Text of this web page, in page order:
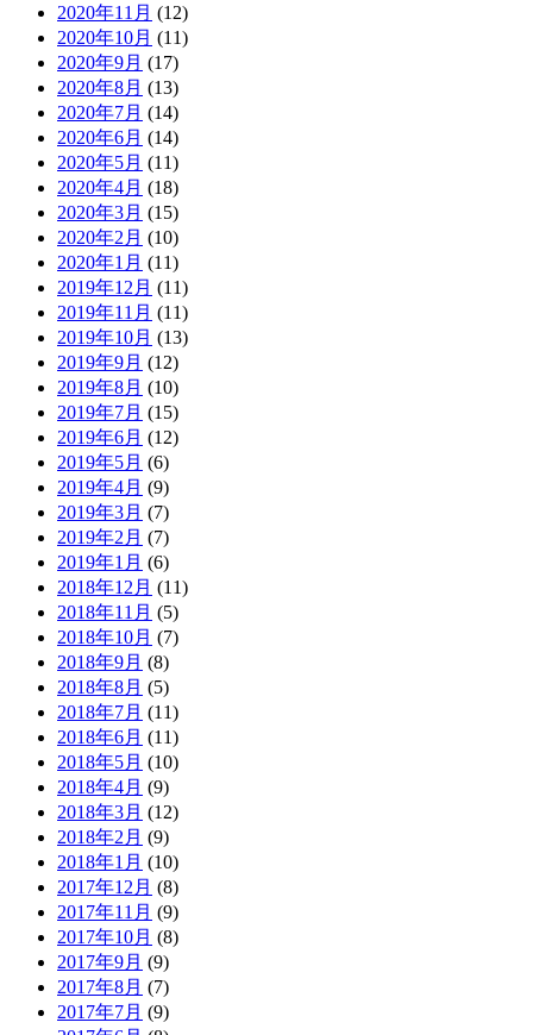
2020年11月 (12)
2020年10月 (11)
2020年9月 (17)
2020年8月 (13)
2020年7月 (14)
2020年6月 (14)
2020年5月 (11)
2020年4月 (18)
2020年3月 (15)
2020年2月 (10)
2020年1月 (11)
2019年12月 (11)
2019年11月 (11)
2019年10月 (13)
2019年9月 (12)
2019年8月 (10)
2019年7月 (15)
2019年6月 (12)
2019年5月 (6)
2019年4月 (9)
2019年3月 (7)
2019年2月 (7)
2019年1月 (6)
2018年12月 (11)
2018年11月 (5)
2018年10月 (7)
2018年9月 (8)
2018年8月 (5)
2018年7月 (11)
2018年6月 (11)
2018年5月 (10)
2018年4月 (9)
2018年3月 (12)
2018年2月 (9)
2018年1月 (10)
2017年12月 (8)
2017年11月 (9)
2017年10月 (8)
2017年9月 (9)
2017年8月 (7)
2017年7月 (9)